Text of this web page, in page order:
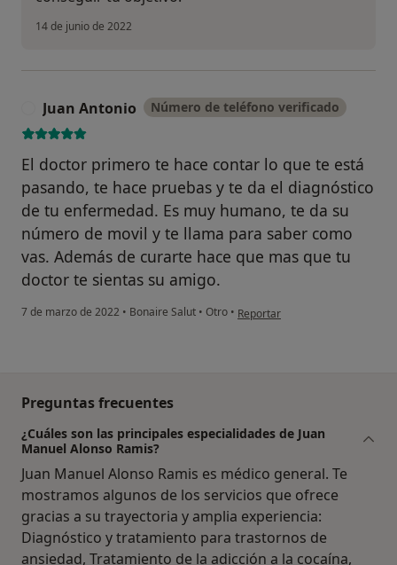
14 de junio de 2022
Juan Antonio Número de teléfono verificado
El doctor primero te hace contar lo que te está
pasando, te hace pruebas y te da el diagnóstico
de tu enfermedad. Es muy humano, te da su
número de movil y te llama para saber como
vas. Además de curarte hace que mas que tu
doctor te sientas su amigo.
7 de marzo de 2022 • Bonaire Salut • Otro • en opinión del usuario Juan
Reportar
Preguntas frecuentes
¿Cuáles son las principales especialidades de Juan
Manuel Alonso Ramis?
Juan Manuel Alonso Ramis es médico general. Te
mostramos algunos de los servicios que ofrece
gracias a su trayectoria y amplia experiencia:
Diagnóstico y tratamiento para trastornos de
ansiedad, Tratamiento de la adicción a la cocaína,